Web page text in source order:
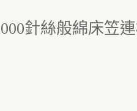
針絲般綿床笠